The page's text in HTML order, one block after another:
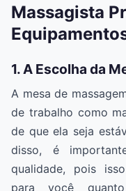
Massagista
1. A Escolha da
A mesa de
de trabalho como
de que ela seja
disso, é
qualidade, pois
para você